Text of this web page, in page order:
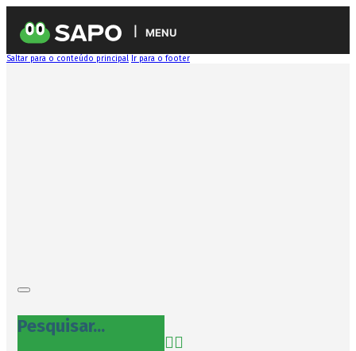
MENU
Saltar para o conteúdo principal Ir para o footer
Pesquisar...